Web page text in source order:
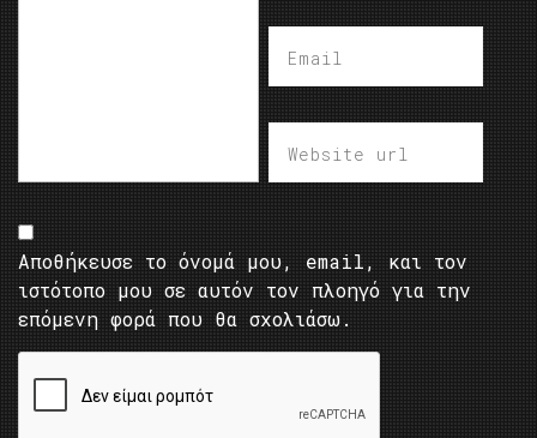
Αποθήκευσε το όνομά μου, email, και τον
ιστότοπο μου σε αυτόν τον πλοηγό για την
επόμενη φορά που θα σχολιάσω.